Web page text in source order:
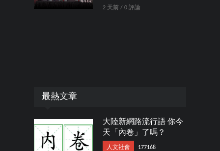
2 天前 / 0 評論
最熱文章
大陸新網路流行語 你今
天「內卷」了嗎？
人文社會 177168